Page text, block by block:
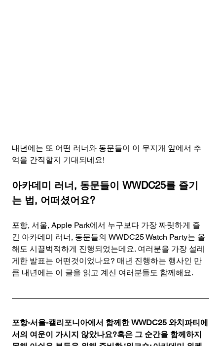
내년에는 또 어떤 러너와 동문들이 이 무지개 앞에서 추
억을 간직할지 기대되네요!
아카데미 러너, 동문들이 WWDC25를 즐기
는 법, 어떠셨어요?
포항, 서울, Apple Park에서 누구보다 가장 짜릿하게 즐
긴 아카데미 러너, 동문들의 WWDC25 Watch Party는 올
해도 시끌벅적하게 진행되었는데요. 여러분을 가장 설레
게한 발표는 어떤것이었나요? 매년 진행하는 행사인 만
큼 내년에는 이 글을 읽고 계신 여러분들도 함께해요.
포항-서울-캘리포니아에서 함께한 WWDC25 와치파티에
서의 여운이 가시지 않았나요?혹은 그 순간을 함께하지